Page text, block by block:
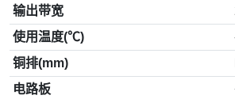
输出带宽
使用温度(℃)
铜排(mm)
电路板